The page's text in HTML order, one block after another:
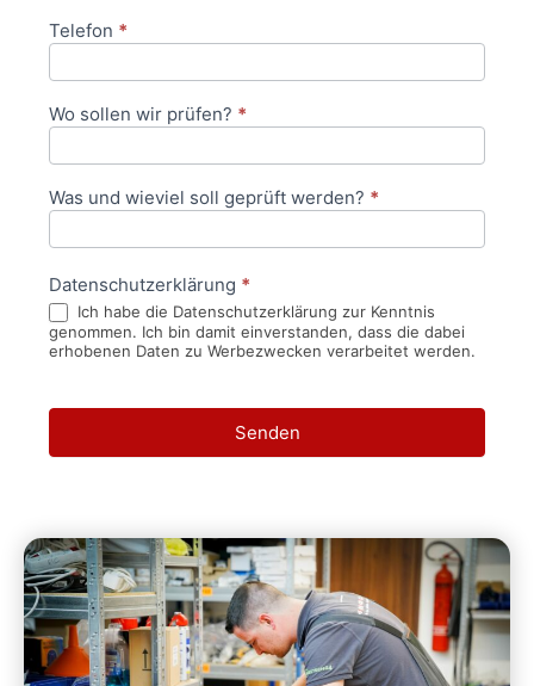
Telefon *
Wo sollen wir prüfen? *
Was und wieviel soll geprüft werden? *
Datenschutzerklärung *
Ich habe die Datenschutzerklärung zur Kenntnis
genommen. Ich bin damit einverstanden, dass die dabei
erhobenen Daten zu Werbezwecken verarbeitet werden.
Senden